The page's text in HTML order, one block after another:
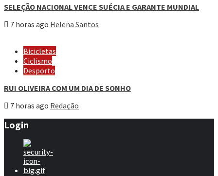
SELEÇÃO NACIONAL VENCE SUÉCIA E GARANTE MUNDIAL
7 horas ago Helena Santos
Bicicletas
Ciclismo
Desporto
RUI OLIVEIRA COM UM DIA DE SONHO
7 horas ago Redação
Login